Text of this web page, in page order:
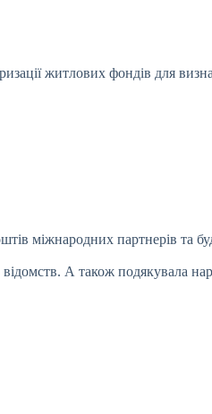
житлових фондiв для
мiжнародних партнерiв та
А також подякувала